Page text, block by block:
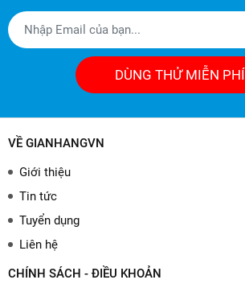
DÙNG THỬ MIỄN PHÍ
VỀ GIANHANGVN
Giới thiệu
Tin tức
Tuyển dụng
Liên hệ
CHÍNH SÁCH - ĐIỀU KHOẢN